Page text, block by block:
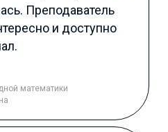
Преподаватель
и доступно
математики